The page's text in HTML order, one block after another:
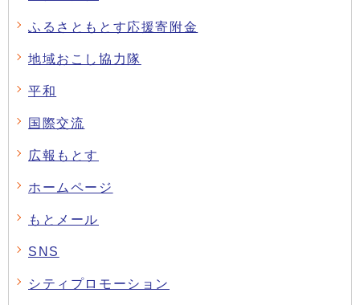
ふるさともとす応援寄附金
地域おこし協力隊
平和
国際交流
広報もとす
ホームページ
もとメール
SNS
シティプロモーション